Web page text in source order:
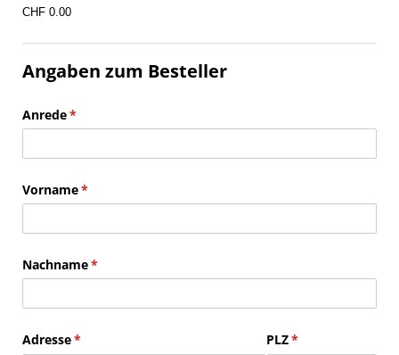
CHF 0.00
Angaben zum Besteller
Anrede*
(erforderlich)
Vorname*
(erforderlich)
Nachname*
(erforderlich)
Adresse*
(erforderlich) PLZ*
(erforderlich)